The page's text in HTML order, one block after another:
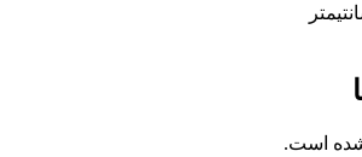
است.